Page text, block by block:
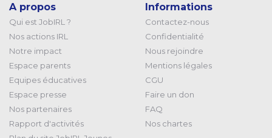
A propos
Qui est JobIRL ?
Nos actions IRL
Notre impact
Espace parents
Equipes éducatives
Espace presse
Nos partenaires
Rapport d'activités
Informations
Contactez-nous
Confidentialité
Nous rejoindre
Mentions légales
CGU
Faire un don
FAQ
Nos chartes